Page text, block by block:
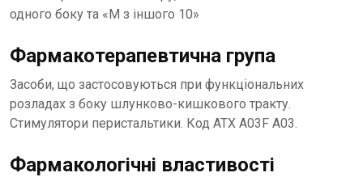
одного боку та «М з іншого 10»
Фармакотерапевтична група
Засоби, що застосовуються при функціональних
розладах з боку шлунково-кишкового тракту.
Стимулятори перистальтики. Код АТХ A03F А03.
Фармакологічні властивості